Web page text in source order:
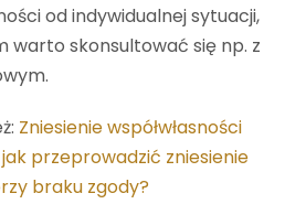
od indywidualnej sytuacji,
warto skonsultować się np. z
Zniesienie współwłasności
przeprowadzić zniesienie
braku zgody?